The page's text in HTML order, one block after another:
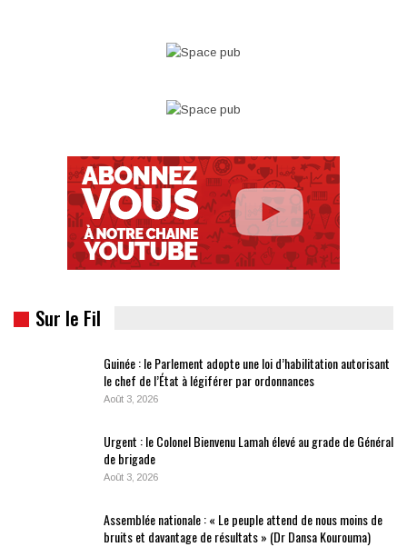
Sur le Fil
Guinée : le Parlement adopte une loi d’habilitation autorisant
le chef de l’État à légiférer par ordonnances
Août 3, 2026
Urgent : le Colonel Bienvenu Lamah élevé au grade de Général
de brigade
Août 3, 2026
Assemblée nationale : « Le peuple attend de nous moins de
bruits et davantage de résultats » (Dr Dansa Kourouma)